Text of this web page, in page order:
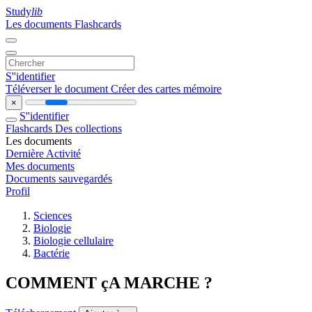
Studylib
Les documents Flashcards
S''identifier
Téléverser le document Créer des cartes mémoire
×
S''identifier
Flashcards Des collections
Les documents
Dernière Activité
Mes documents
Documents sauvegardés
Profil
Sciences
Biologie
Biologie cellulaire
Bactérie
COMMENT çA MARCHE ?